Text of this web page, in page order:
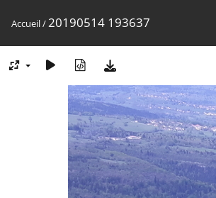
Accueil/20190514 193637